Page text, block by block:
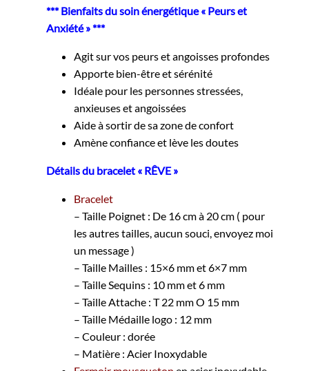
*** Bienfaits du soin énergétique « Peurs et
Anxiété » ***
Agit sur vos peurs et angoisses profondes
Apporte bien-être et sérénité
Idéale pour les personnes stressées,
anxieuses et angoissées
Aide à sortir de sa zone de confort
Amène confiance et lève les doutes
Détails du bracelet « RÊVE »
Bracelet
– Taille Poignet : De 16 cm à 20 cm ( pour
les autres tailles, aucun souci, envoyez moi
un message )
– Taille Mailles : 15×6 mm et 6×7 mm
– Taille Sequins : 10 mm et 6 mm
– Taille Attache : T 22 mm O 15 mm
– Taille Médaille logo : 12 mm
– Couleur : dorée
– Matière : Acier Inoxydable